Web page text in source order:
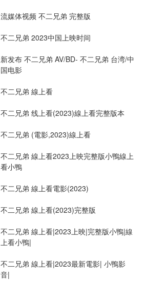
流媒体视频 不二兄弟 完整版
不二兄弟 2023中国上映时间
新发布 不二兄弟 AV/BD- 不二兄弟 台湾/中
国电影
不二兄弟 線上看
不二兄弟 线上看(2023)線上看完整版本
不二兄弟 (電影,2023)線上看
不二兄弟 線上看2023上映完整版小鴨線上
看小鴨
不二兄弟 線上看電影(2023)
不二兄弟 線上看(2023)完整版
不二兄弟 線上看|2023上映|完整版小鴨|線
上看小鴨|
不二兄弟 線上看|2023最新電影| 小鴨影
音|